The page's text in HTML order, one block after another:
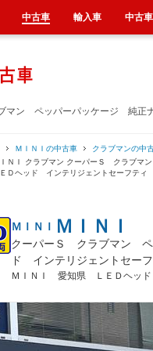
マン ペッパーパッケージ 純正
ＭＩＮＩの中古車 クラブマンの中
ＮＩ クラブマン クーパーＳ クラブ
ＥＤヘッド インテリジェントセーフテ
ＭＩＮＩ ＭＩＮＩ
クーパーＳ クラブマン
ド インテリジェントセー
ＭＩＮＩ 愛知県 ＬＥＤヘッ
中古車 輸入車 中古